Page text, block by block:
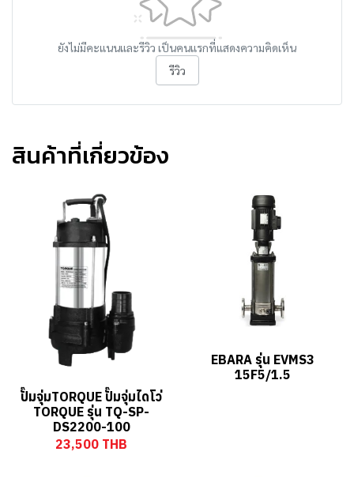
ยังไม่มีคะแนนและรีวิว เป็นคนแรกที่แสดงความคิดเห็น
รีวิว
สินค้าที่เกี่ยวข้อง
ปั๊มจุ่มTORQUE ปั๊มจุ่มไดโว่
TORQUE รุ่น TQ-SP-
DS2200-100
23,500 THB
EBARA รุ่น EVMS3
15F5/1.5